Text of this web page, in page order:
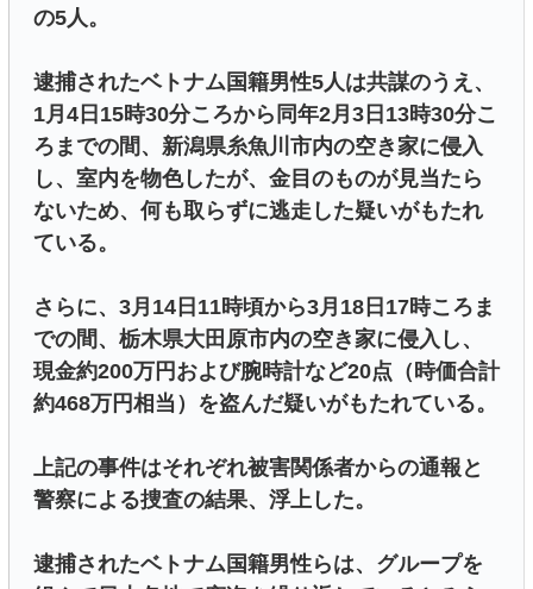
の5人。
逮捕されたベトナム国籍男性5人は共謀のうえ、
1月4日15時30分ころから同年2月3日13時30分こ
ろまでの間、新潟県糸魚川市内の空き家に侵入
し、室内を物色したが、金目のものが見当たら
ないため、何も取らずに逃走した疑いがもたれ
ている。
さらに、3月14日11時頃から3月18日17時ころま
での間、栃木県大田原市内の空き家に侵入し、
現金約200万円および腕時計など20点（時価合計
約468万円相当）を盗んだ疑いがもたれている。
上記の事件はそれぞれ被害関係者からの通報と
警察による捜査の結果、浮上した。
逮捕されたベトナム国籍男性らは、グループを